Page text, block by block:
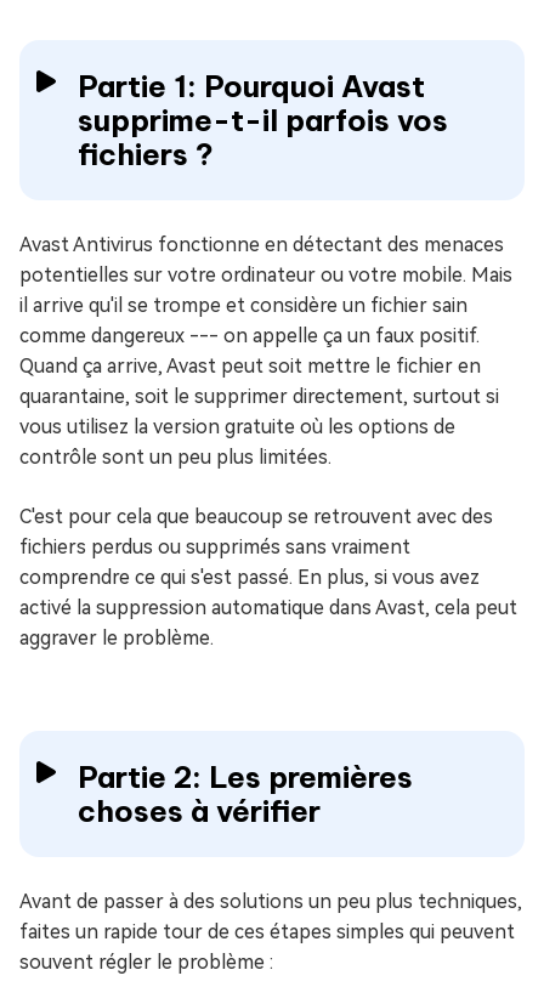
Partie 1: Pourquoi Avast
supprime-t-il parfois vos
fichiers ?
Avast Antivirus fonctionne en détectant des menaces
potentielles sur votre ordinateur ou votre mobile. Mais
il arrive qu'il se trompe et considère un fichier sain
comme dangereux --- on appelle ça un faux positif.
Quand ça arrive, Avast peut soit mettre le fichier en
quarantaine, soit le supprimer directement, surtout si
vous utilisez la version gratuite où les options de
contrôle sont un peu plus limitées.
C'est pour cela que beaucoup se retrouvent avec des
fichiers perdus ou supprimés sans vraiment
comprendre ce qui s'est passé. En plus, si vous avez
activé la suppression automatique dans Avast, cela peut
aggraver le problème.
Partie 2: Les premières
choses à vérifier
Avant de passer à des solutions un peu plus techniques,
faites un rapide tour de ces étapes simples qui peuvent
souvent régler le problème :